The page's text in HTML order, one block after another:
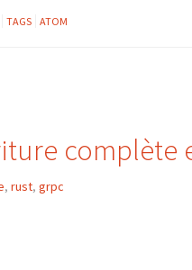
TAGS ATOM
complète
, rust, grpc